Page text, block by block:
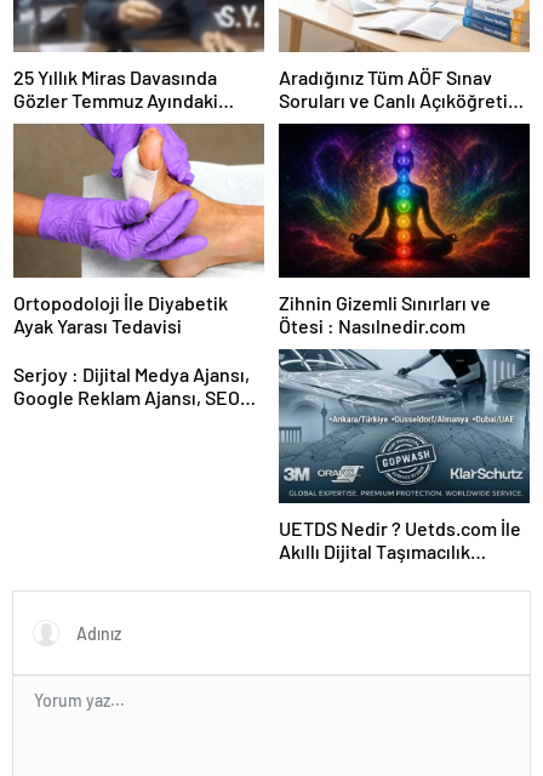
25 Yıllık Miras Davasında
Gözler Temmuz Ayındaki
Karar Duruşmasına Çevrildi
Aradığınız Tüm AÖF Sınav
Soruları ve Canlı Açıköğretim
Forumu Burada
Ortopodoloji İle Diyabetik
Ayak Yarası Tedavisi
Zihnin Gizemli Sınırları ve
Ötesi : Nasılnedir.com
Serjoy : Dijital Medya Ajansı,
Google Reklam Ajansı, SEO
UETDS Nedir ? Uetds.com İle
Akıllı Dijital Taşımacılık